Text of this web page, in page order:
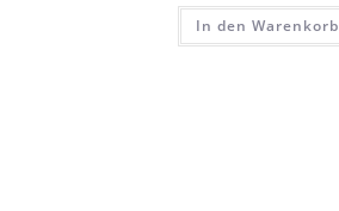
In den Warenkorb